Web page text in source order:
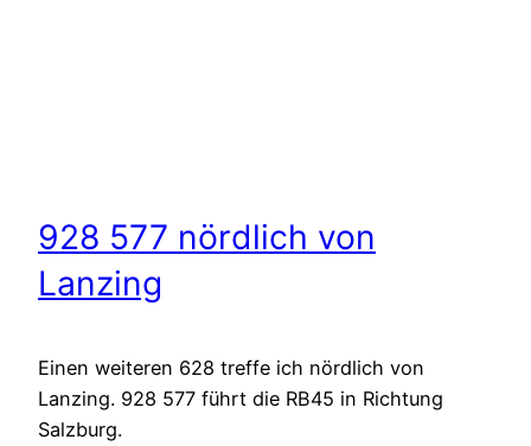
928 577 nördlich von
Lanzing
Einen weiteren 628 treffe ich nördlich von
Lanzing. 928 577 führt die RB45 in Richtung
Salzburg.